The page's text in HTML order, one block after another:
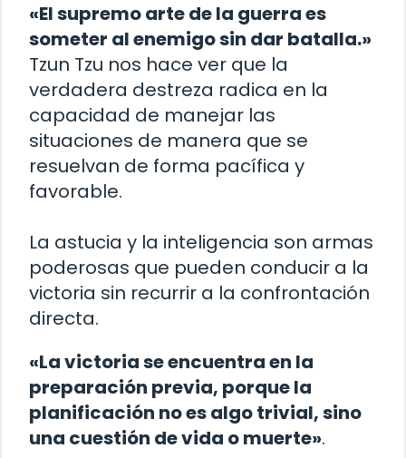
«El supremo arte de la guerra es
someter al enemigo sin dar batalla.»
Tzun Tzu nos hace ver que la
verdadera destreza radica en la
capacidad de manejar las
situaciones de manera que se
resuelvan de forma pacífica y
favorable.
La astucia y la inteligencia son armas
poderosas que pueden conducir a la
victoria sin recurrir a la confrontación
directa.
«La victoria se encuentra en la
preparación previa, porque la
planificación no es algo trivial, sino
una cuestión de vida o muerte».